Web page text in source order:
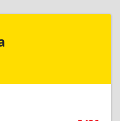
Бит, Уфа